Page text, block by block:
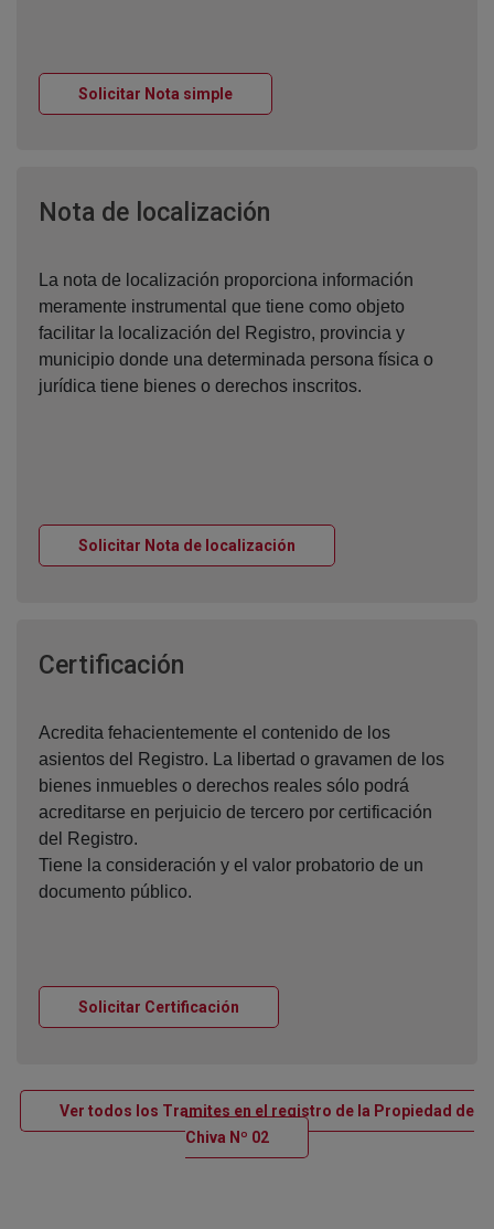
Solicitar Nota simpleVentana nueva
Nota de localización
La nota de localización proporciona información
meramente instrumental que tiene como objeto
facilitar la localización del Registro, provincia y
municipio donde una determinada persona física o
jurídica tiene bienes o derechos inscritos.
Solicitar Nota de localización
Certificación
Acredita fehacientemente el contenido de los
asientos del Registro. La libertad o gravamen de los
bienes inmuebles o derechos reales sólo podrá
acreditarse en perjuicio de tercero por certificación
del Registro.
Tiene la consideración y el valor probatorio de un
documento público.
Solicitar Certificación
Ver todos los Tramites en el registro de la Propiedad de
Chiva Nº 02 Ventana nueva